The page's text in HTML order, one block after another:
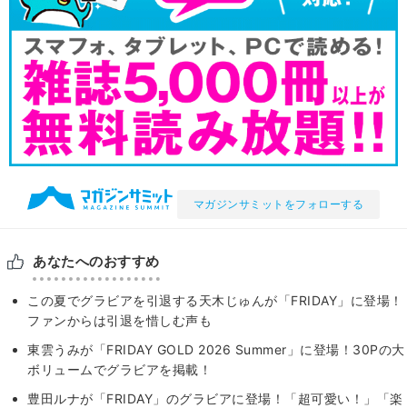
マガジンサミットをフォローする
あなたへのおすすめ
この夏でグラビアを引退する天木じゅんが「FRIDAY」に登場！
ファンからは引退を惜しむ声も
東雲うみが「FRIDAY GOLD 2026 Summer」に登場！30Pの大
ボリュームでグラビアを掲載！
豊田ルナが「FRIDAY」のグラビアに登場！「超可愛い！」「楽